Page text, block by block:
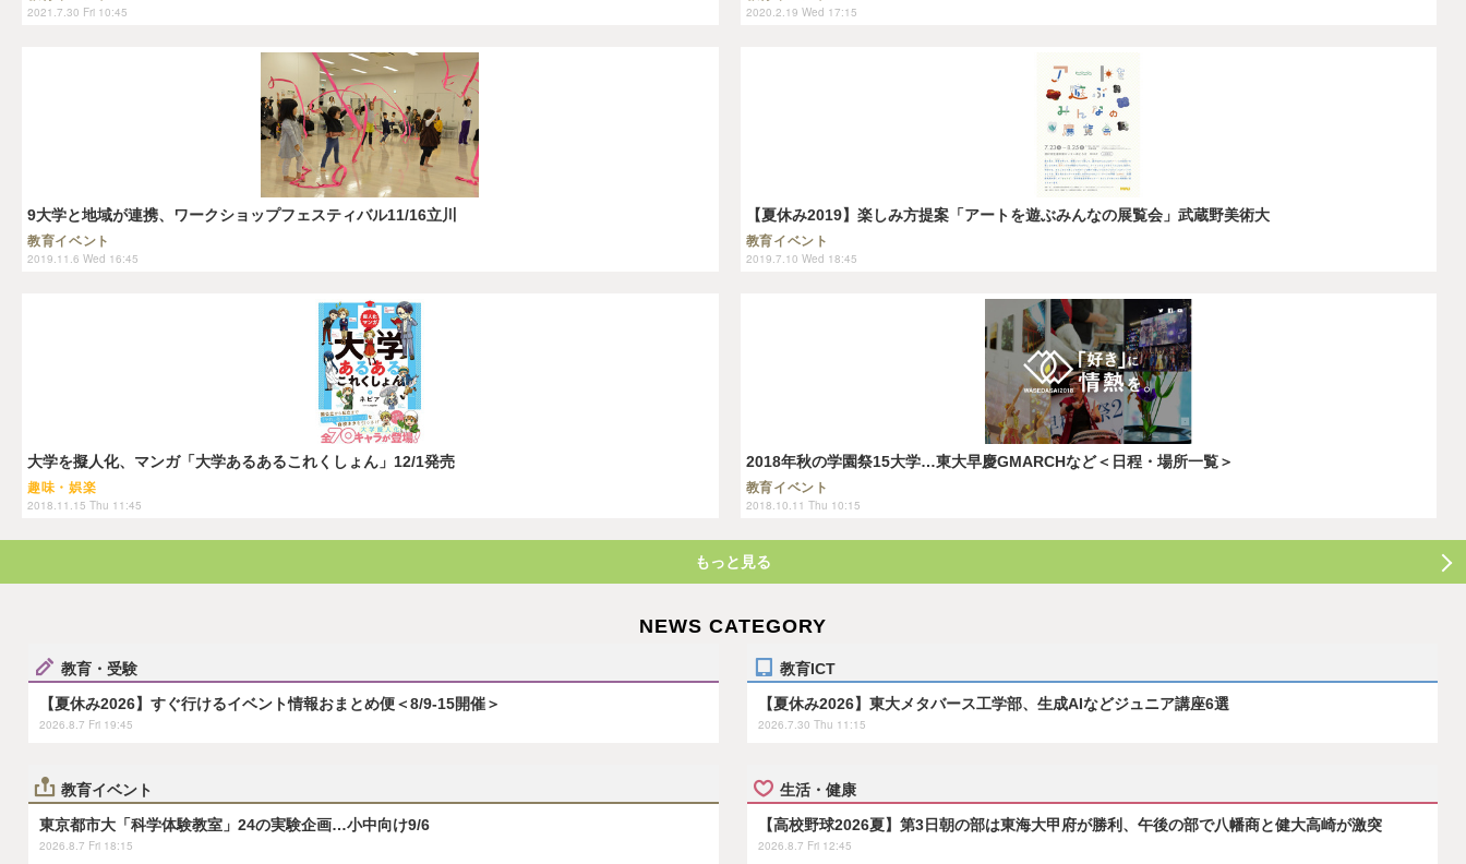
2021.7.30 Fri 10:45
2020.2.19 Wed 17:15
9大学と地域が連携、ワークショップフェスティバル11/16立川
教育イベント
2019.11.6 Wed 16:45
【夏休み2019】楽しみ方提案「アートを遊ぶみんなの展覧会」武蔵野美術大
教育イベント
2019.7.10 Wed 18:45
大学を擬人化、マンガ「大学あるあるこれくしょん」12/1発売
趣味・娯楽
2018.11.15 Thu 11:45
2018年秋の学園祭15大学…東大早慶GMARCHなど＜日程・場所一覧＞
教育イベント
2018.10.11 Thu 10:15
もっと見る
NEWS CATEGORY
教育・受験
【夏休み2026】すぐ行けるイベント情報おまとめ便＜8/9-15開催＞
2026.8.7 Fri 19:45
教育ICT
【夏休み2026】東大メタバース工学部、生成AIなどジュニア講座6選
2026.7.30 Thu 11:15
教育イベント
東京都市大「科学体験教室」24の実験企画…小中向け9/6
2026.8.7 Fri 18:15
生活・健康
【高校野球2026夏】第3日朝の部は東海大甲府が勝利、午後の部で八幡商と健大高崎が激突
2026.8.7 Fri 12:45